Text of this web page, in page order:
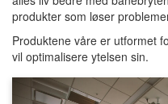
produkter som løser
Produktene våre er utformet
vil optimalisere ytelsen sin.